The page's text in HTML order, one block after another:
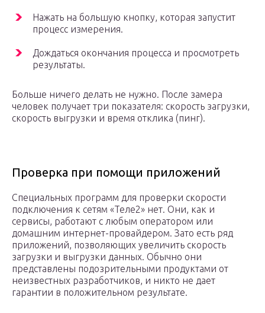
Нажать на большую кнопку, которая запустит
процесс измерения.
Дождаться окончания процесса и просмотреть
результаты.
Больше ничего делать не нужно. После замера
человек получает три показателя: скорость загрузки,
скорость выгрузки и время отклика (пинг).
Проверка при помощи приложений
Специальных программ для проверки скорости
подключения к сетям «Теле2» нет. Они, как и
сервисы, работают с любым оператором или
домашним интернет-провайдером. Зато есть ряд
приложений, позволяющих увеличить скорость
загрузки и выгрузки данных. Обычно они
представлены подозрительными продуктами от
неизвестных разработчиков, и никто не дает
гарантии в положительном результате.